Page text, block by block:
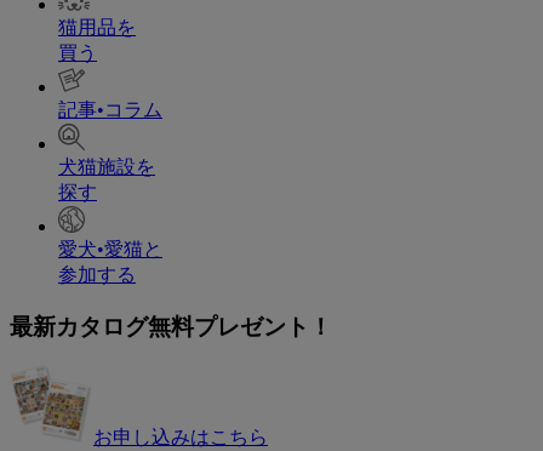
猫用品を
買う
記事•コラム
犬猫施設を
探す
愛犬•愛猫と
参加する
最新カタログ無料プレゼント！
お申し込みはこちら